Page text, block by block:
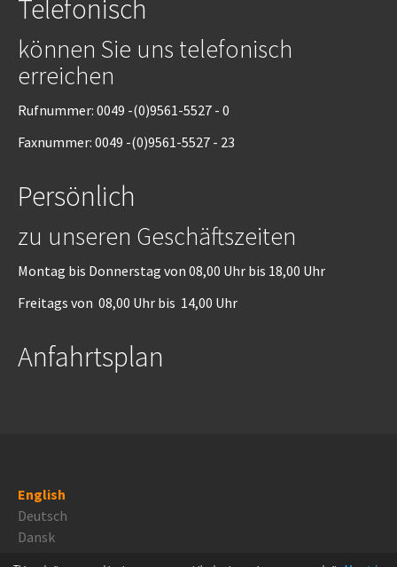
Telefonisch
können Sie uns telefonisch
erreichen
Rufnummer: 0049 -(0)9561-5527 - 0
Faxnummer: 0049 -(0)9561-5527 - 23
Persönlich
zu unseren Geschäftszeiten
Montag bis Donnerstag von 08,00 Uhr bis 18,00 Uhr
Freitags von 08,00 Uhr bis 14,00 Uhr
Anfahrtsplan
English
Deutsch
Dansk